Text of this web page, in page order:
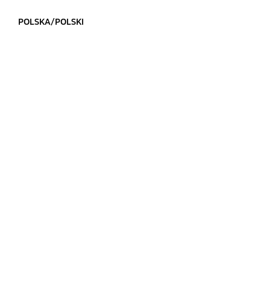
POLSKA/POLSKI